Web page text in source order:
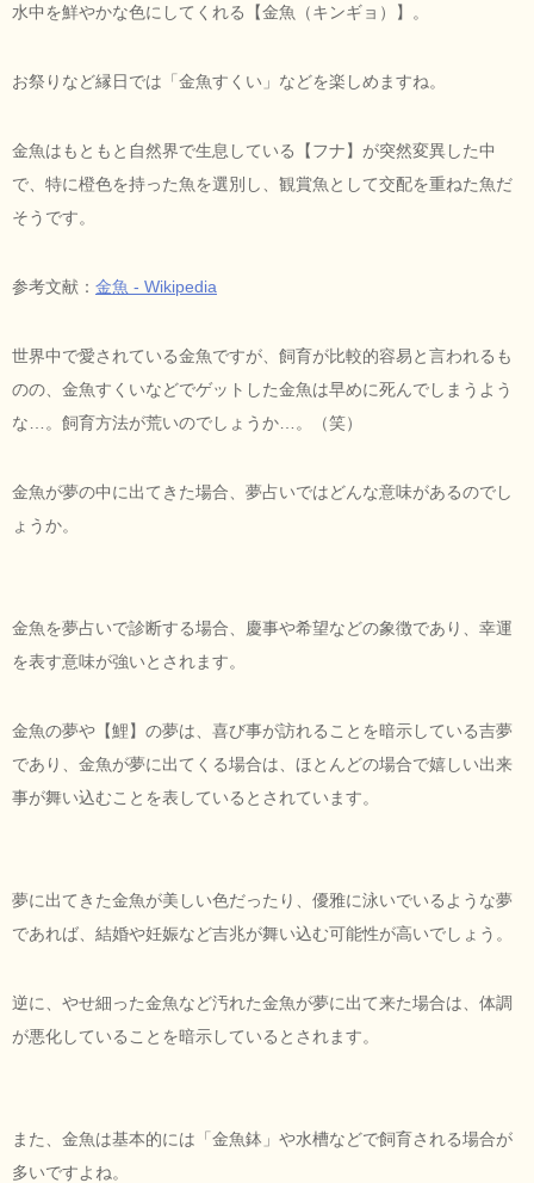
水中を鮮やかな色にしてくれる【金魚（キンギョ）】。
お祭りなど縁日では「金魚すくい」などを楽しめますね。
金魚はもともと自然界で生息している【フナ】が突然変異した中
で、特に橙色を持った魚を選別し、観賞魚として交配を重ねた魚だ
そうです。
参考文献： 金魚 - Wikipedia
世界中で愛されている金魚ですが、飼育が比較的容易と言われるも
のの、金魚すくいなどでゲットした金魚は早めに死んでしまうよう
な…。飼育方法が荒いのでしょうか…。（笑）
金魚が夢の中に出てきた場合、夢占いではどんな意味があるのでし
ょうか。
金魚を夢占いで診断する場合、慶事や希望などの象徴であり、幸運
を表す意味が強いとされます。
金魚の夢や【鯉】の夢は、喜び事が訪れることを暗示している吉夢
であり、金魚が夢に出てくる場合は、ほとんどの場合で嬉しい出来
事が舞い込むことを表しているとされています。
夢に出てきた金魚が美しい色だったり、優雅に泳いでいるような夢
であれば、結婚や妊娠など吉兆が舞い込む可能性が高いでしょう。
逆に、やせ細った金魚など汚れた金魚が夢に出て来た場合は、体調
が悪化していることを暗示しているとされます。
また、金魚は基本的には「金魚鉢」や水槽などで飼育される場合が
多いですよね。